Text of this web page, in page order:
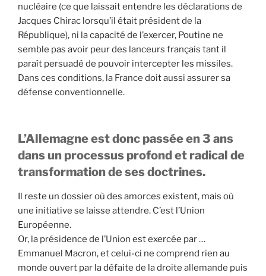
nucléaire (ce que laissait entendre les déclarations de
Jacques Chirac lorsqu’il était président de la
République), ni la capacité de l’exercer, Poutine ne
semble pas avoir peur des lanceurs français tant il
paraît persuadé de pouvoir intercepter les missiles.
Dans ces conditions, la France doit aussi assurer sa
défense conventionnelle.
L’Allemagne est donc passée en 3 ans
dans un processus profond et radical de
transformation de ses doctrines.
Il reste un dossier où des amorces existent, mais où
une initiative se laisse attendre. C’est l’Union
Européenne.
Or, la présidence de l’Union est exercée par …
Emmanuel Macron, et celui-ci ne comprend rien au
monde ouvert par la défaite de la droite allemande puis